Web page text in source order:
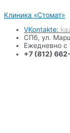
к
Клиника «Стомат»
VKontakte:
СПб, ул.
Ежедневно с
+7 (812)